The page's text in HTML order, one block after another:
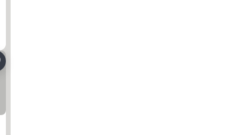
aos favoritos